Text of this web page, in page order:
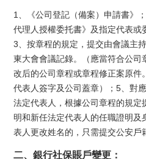
1、《公司登記（備案）申請書》
代理人授權委托書》及指定代表或
3、按章程的規定，提交由會議主
東大會會議記錄。（應當符合公
改后的公司章程或章程修正案原件
代表人簽字及公司蓋章）；5、對
法定代表人，根據公司章程的規定
明和新任法定代表人的任職證明
表人更改姓名的，只需提交公安戶
二、銀行社保賬戶變更：